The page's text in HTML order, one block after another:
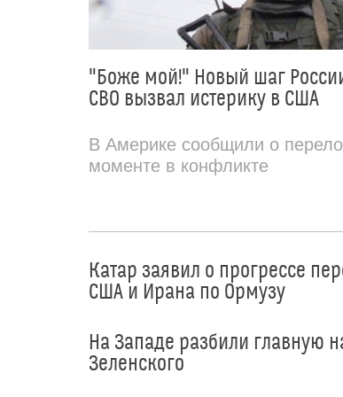
"Боже мой!" Новый шаг
СВО вызвал истерику в США
В Америке сообщили о
моменте в конфликте
Катар заявил о прогрессе
США и Ирана по Ормузу
На Западе разбили главную
Зеленского